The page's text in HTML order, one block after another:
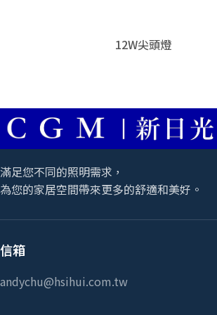
12W尖頭燈
滿足您不同的照明需求，
為您的家居空間帶來更多的舒適和美好。
信箱
andychu@hsihui.com.tw